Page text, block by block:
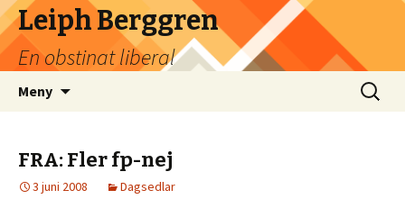
Leiph Berggren
En obstinat liberal
Meny
Sök
efter:
FRA: Fler fp-nej
3 juni 2008 Dagsedlar